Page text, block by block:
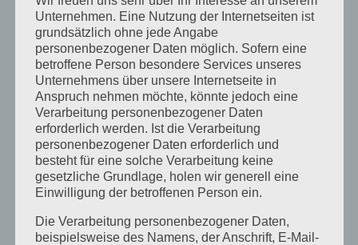
Wie geht es Dir? Ernst gemeint?
Vertrauen in der Führung
KATEGORIEN
Kategorien
SCHLAGWORTE
Abteilungen
abteilungsübergreifende Zusammenarbeit
Coach
Coaching
Coaching-Kompetenzen
Unternehmen. Eine Nutzung der Internetseiten ist
grundsätzlich ohne jede Angabe
personenbezogener Daten möglich. Sofern eine
betroffene Person besondere Services unseres
Unternehmens über unsere Internetseite in
Anspruch nehmen möchte, könnte jedoch eine
Verarbeitung personenbezogener Daten
erforderlich werden. Ist die Verarbeitung
personenbezogener Daten erforderlich und
besteht für eine solche Verarbeitung keine
gesetzliche Grundlage, holen wir generell eine
Einwilligung der betroffenen Person ein.
Die Verarbeitung personenbezogener Daten,
beispielsweise des Namens, der Anschrift, E-Mail-